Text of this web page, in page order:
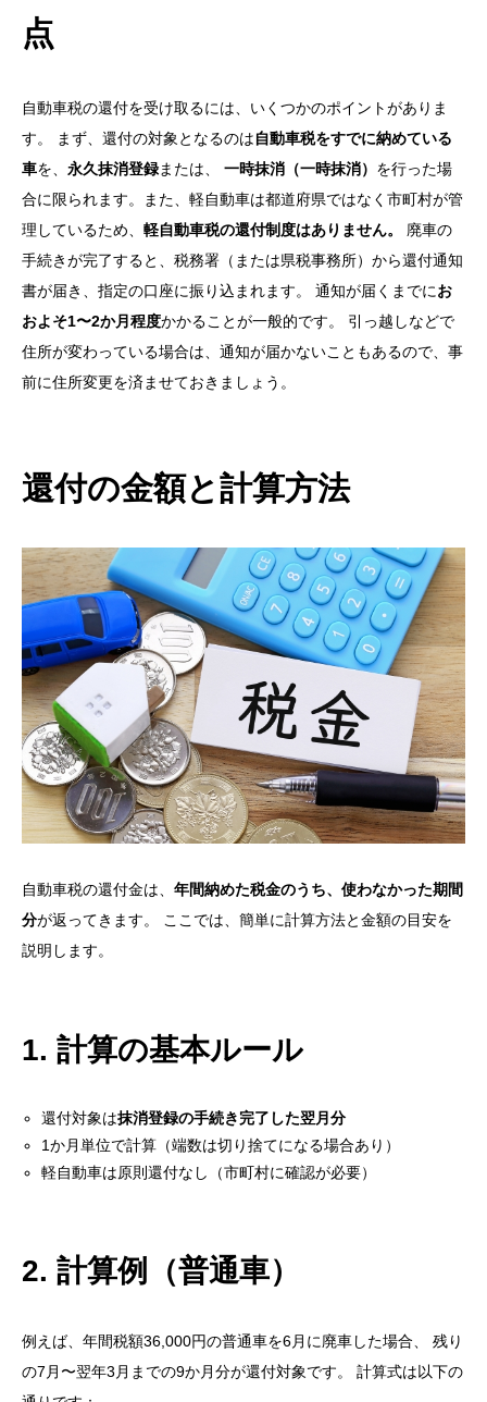
点
自動車税の還付を受け取るには、いくつかのポイントがありま
す。 まず、還付の対象となるのは自動車税をすでに納めている
車を、 永久抹消登録または、 一時抹消（一時抹消） を行った場
合に限られます。また、軽自動車は都道府県ではなく市町村が管
理しているため、 軽自動車税の還付制度はありません。
廃車の
手続きが完了すると、税務署（または県税事務所）から還付通知
書が届き、指定の口座に振り込まれます。 通知が届くまでにお
およそ1〜2か月程度かかることが一般的です。 引っ越しなどで
住所が変わっている場合は、通知が届かないこともあるので、事
前に住所変更を済ませておきましょう。
還付の金額と計算方法
自動車税の還付金は、 年間納めた税金のうち、使わなかった期間
分が返ってきます。 ここでは、簡単に計算方法と金額の目安を
説明します。
1. 計算の基本ルール
還付対象は抹消登録の手続き完了した翌月分
1か月単位で計算（端数は切り捨てになる場合あり）
軽自動車は原則還付なし（市町村に確認が必要）
2. 計算例（普通車）
例えば、年間税額36,000円の普通車を6月に廃車した場合、 残り
の7月〜翌年3月までの9か月分が還付対象です。 計算式は以下の